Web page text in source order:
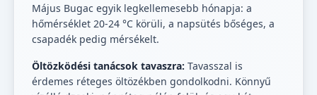
Május Bugac egyik legkellemesebb hónapja: a
hőmérséklet 20-24 °C körüli, a napsütés bőséges, a
csapadék pedig mérsékelt.
Öltözködési tanácsok tavaszra: Tavasszal is
érdemes réteges öltözékben gondolkodni. Könnyű